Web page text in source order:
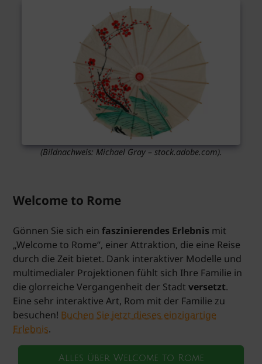
(Bildnachweis: Michael Gray – stock.adobe.com).
Welcome to Rome
Gönnen Sie sich einfaszinierendes Erlebnis mit
„Welcome to Rome“, einer Attraktion, die eine Reise
durch die Zeit bietet. Dank interaktiver Modelle und
multimedialer Projektionen fühlt sich Ihre Familie in
die glorreiche Vergangenheit der Stadtversetzt.
Eine sehr interaktive Art, Rom mit der Familie zu
besuchen! Buchen Sie jetzt dieses einzigartige
Erlebnis.
Alles über Welcome to Rome